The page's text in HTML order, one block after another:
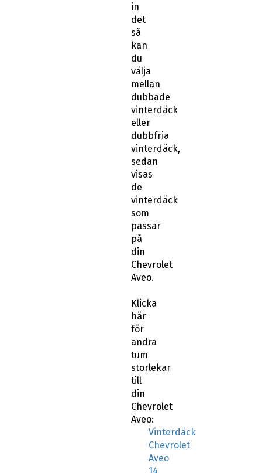
in
det
så
kan
du
välja
mellan
dubbade
vinterdäck
eller
dubbfria
vinterdäck,
sedan
visas
de
vinterdäck
som
passar
på
din
Chevrolet
Aveo.
Klicka
här
för
andra
tum
storlekar
till
din
Chevrolet
Aveo:
Vinterdäck
Chevrolet
Aveo
14